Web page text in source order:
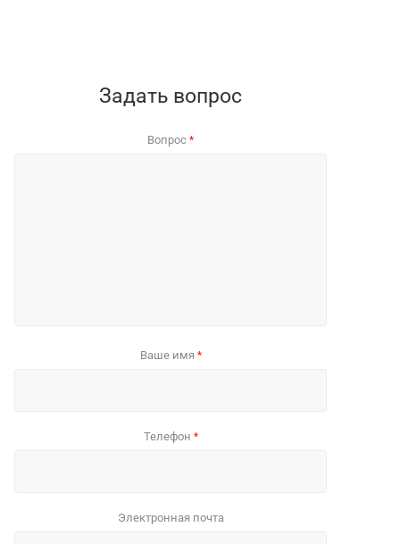
Задать вопрос
Вопрос *
Ваше имя *
Телефон *
Электронная почта